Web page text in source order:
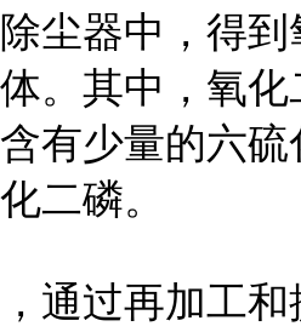
除尘器中，得
体。其中，氧化
含有少量的六
化二磷。
，通过再加工